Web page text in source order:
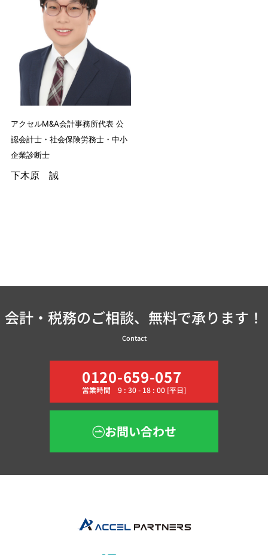
アクセルM&A会計事務所代表 公
認会計士・社会保険労務士・中小
企業診断士
下木原 誠
会計・税務のご相談、無料で承ります！
Contact
0120-659-057
営業時間 9 : 30 - 18 : 00 [平日]
お問い合わせ